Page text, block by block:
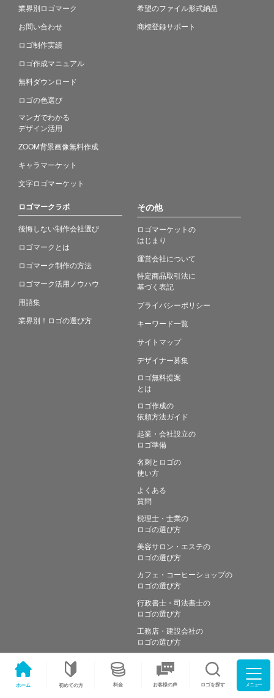
ホーム 初めての方 料金 お客様の声 ロゴを探す メニュー
業界別ロゴマーク
お問い合わせ
ロゴ制作実績
ロゴ作成マニュアル
無料ダウンロード
ロゴの色選び
マンガでわかる
デザイン活用
ZOOM背景画像無料作成
キャラマーケット
文字ロゴマーケット
希望のファイル形式納品
商標登録サポート
ロゴマークラボ
後悔しない制作会社選び
ロゴマークとは
ロゴマーク制作の方法
ロゴマーク活用ノウハウ
用語集
業界別！ロゴの選び方
その他
ロゴマーケットの
はじまり
運営会社について
特定商品取引法に
基づく表記
プライバシーポリシー
キーワード一覧
サイトマップ
デザイナー募集
ロゴ無料提案
とは
ロゴ作成の
依頼方法ガイド
起業・会社設立の
ロゴ準備
名刺とロゴの
使い方
よくある
質問
税理士・士業の
ロゴの選び方
美容サロン・エステの
ロゴの選び方
カフェ・コーヒーショップの
ロゴの選び方
行政書士・司法書士の
ロゴの選び方
工務店・建設会社の
ロゴの選び方
Copyright © Simple works Inc. All Rights Reserved.